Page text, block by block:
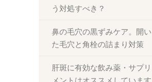
う対処すべき？
鼻の毛穴の黒ずみケア。開い
た毛穴と角栓の詰まり対策
肝斑に有効な飲み薬・サプリ
メントはオススメしています